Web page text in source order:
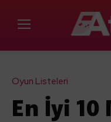
Oyun Listeleri
En İyi